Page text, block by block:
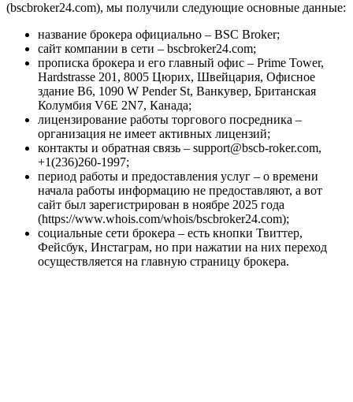
(bscbroker24.com), мы получили следующие основные данные:
название брокера официально – BSC Broker;
сайт компании в сети – bscbroker24.com;
прописка брокера и его главный офис – Prime Tower,
Hardstrasse 201, 8005 Цюрих, Швейцария, Офисное
здание B6, 1090 W Pender St, Ванкувер, Британская
Колумбия V6E 2N7, Канада;
лицензирование работы торгового посредника –
организация не имеет активных лицензий;
контакты и обратная связь – support@bscb-roker.com,
+1(236)260-1997;
период работы и предоставления услуг – о времени
начала работы информацию не предоставляют, а вот
сайт был зарегистрирован в ноябре 2025 года
(https://www.whois.com/whois/bscbroker24.com);
социальные сети брокера – есть кнопки Твиттер,
Фейсбук, Инстаграм, но при нажатии на них переход
осуществляется на главную страницу брокера.